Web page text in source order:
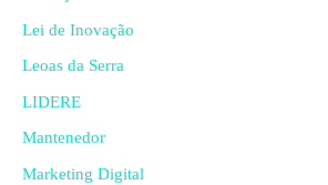
Lei de Inovação
Leoas da Serra
LIDERE
Mantenedor
Marketing Digital